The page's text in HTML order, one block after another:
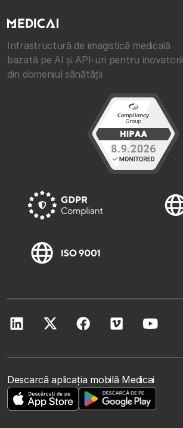
Infrastructură de imagistică medicală
bazată pe AI și API-uri pentru inovatorii
din domeniul sănătății
Descarcă aplicația mobilă Medicai